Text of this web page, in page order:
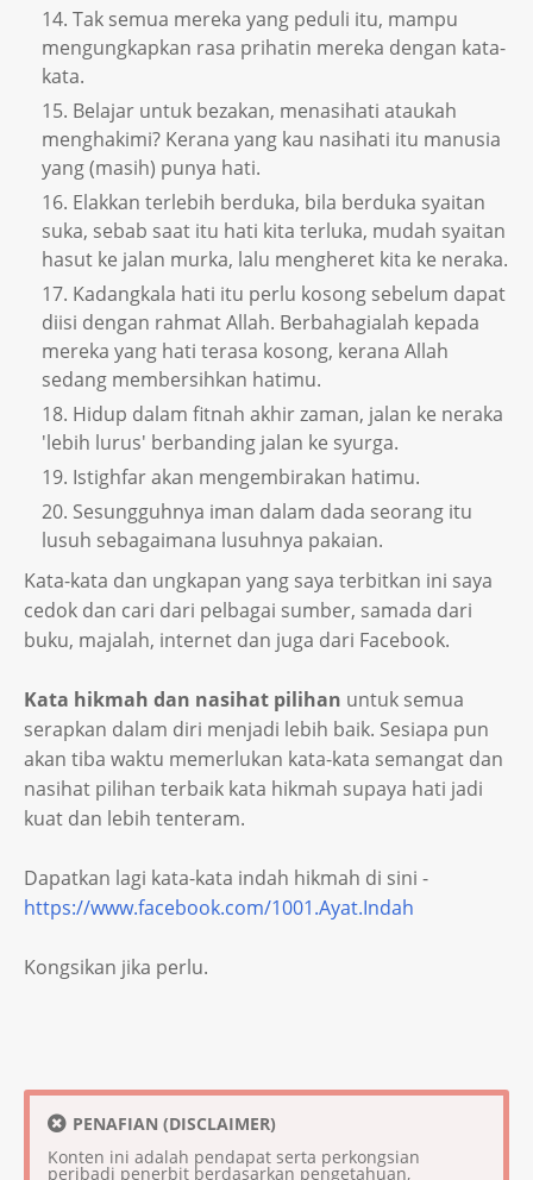
Tak semua mereka yang peduli itu, mampu
mengungkapkan rasa prihatin mereka dengan kata-
kata.
Belajar untuk bezakan, menasihati ataukah
menghakimi? Kerana yang kau nasihati itu manusia
yang (masih) punya hati.
Elakkan terlebih berduka, bila berduka syaitan
suka, sebab saat itu hati kita terluka, mudah syaitan
hasut ke jalan murka, lalu mengheret kita ke neraka.
Kadangkala hati itu perlu kosong sebelum dapat
diisi dengan rahmat Allah. Berbahagialah kepada
mereka yang hati terasa kosong, kerana Allah
sedang membersihkan hatimu.
Hidup dalam fitnah akhir zaman, jalan ke neraka
'lebih lurus' berbanding jalan ke syurga.
Istighfar akan mengembirakan hatimu.
Sesungguhnya iman dalam dada seorang itu
lusuh sebagaimana lusuhnya pakaian.
Kata-kata dan ungkapan yang saya terbitkan ini saya
cedok dan cari dari pelbagai sumber, samada dari
buku, majalah, internet dan juga dari Facebook.
Kata hikmah dan nasihat pilihan untuk semua
serapkan dalam diri menjadi lebih baik. Sesiapa pun
akan tiba waktu memerlukan kata-kata semangat dan
nasihat pilihan terbaik kata hikmah supaya hati jadi
kuat dan lebih tenteram.
Dapatkan lagi kata-kata indah hikmah di sini -
https://www.facebook.com/1001.Ayat.Indah
Kongsikan jika perlu.
PENAFIAN (DISCLAIMER)
Konten ini adalah pendapat serta perkongsian
peribadi penerbit berdasarkan pengetahuan,